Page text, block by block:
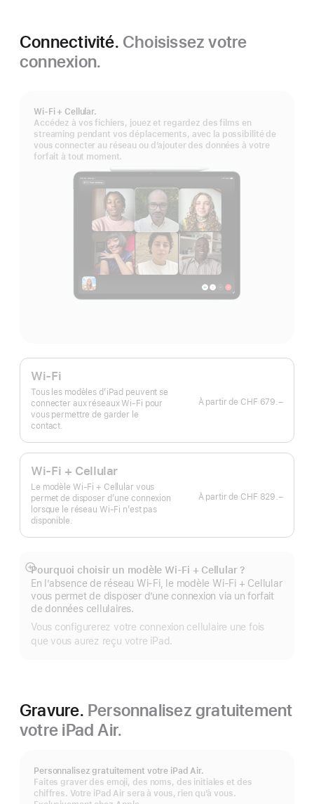
Connectivité. Choisissez votre
connexion.
Wi‑Fi + Cellular.
Accédez à vos fichiers, jouez et regardez des films en
streaming pendant vos déplacements, avec la possibilité de
vous connecter au réseau ou d’ajouter des données à votre
forfait à tout moment.
Wi-Fi
Tous les modèles d’iPad peuvent se
connecter aux réseaux Wi-Fi pour
vous permettre de garder le
contact.
À partir de CHF 679.–
Wi-Fi + Cellular
Le modèle Wi‑Fi + Cellular vous
permet de disposer d’une connexion
lorsque le réseau Wi‑Fi n’est pas
disponible.
À partir de CHF 829.–
Pourquoi choisir un modèle Wi‑Fi + Cellular ?
En l’absence de réseau Wi-Fi, le modèle Wi‑Fi + Cellular
vous permet de disposer d’une connexion via un forfait
de données cellulaires.
Vous configurerez votre connexion cellulaire une fois
que vous aurez reçu votre iPad.
Afficher
plus
Gravure. Personnalisez gratuitement
votre iPad Air.
Personnalisez gratuitement votre iPad Air.
Faites graver des emoji, des noms, des initiales et des
chiffres. Votre iPad Air sera à vous, rien qu’à vous.